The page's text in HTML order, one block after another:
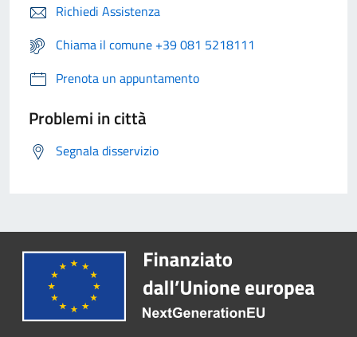
Richiedi Assistenza
Chiama il comune +39 081 5218111
Prenota un appuntamento
Problemi in città
Segnala disservizio